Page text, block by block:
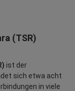
(TSR)
ist der
sich etwa acht
in viele